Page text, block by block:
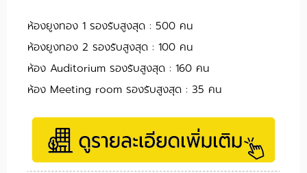
ห้องยูงทอง 1 รองรับสูงสุด : 500 คน
ห้องยูงทอง 2 รองรับสูงสุด : 100 คน
ห้อง Auditorium รองรับสูงสุด : 160 คน
ห้อง Meeting room รองรับสูงสุด : 35 คน